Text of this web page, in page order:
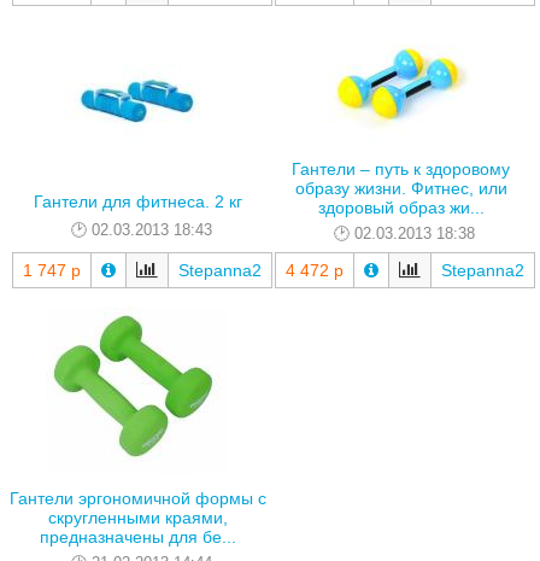
Гантели для фитнеса. 2 кг
02.03.2013 18:43
1 747 р Stepanna2
Гантели – путь к здоровому
образу жизни. Фитнес, или
здоровый образ жи...
02.03.2013 18:38
4 472 р Stepanna2
Гантели эргономичной формы с
скругленными краями,
предназначены для бе...